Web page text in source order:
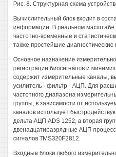
Рис. 8. Структурная схема
Вычислительный блок входит в
информации. В реальном масштабе
частотно-временные и
также простейшие
Основное назначение
регистрации биосигнапов и
содержит измерительные каналы,
усилитель - фильтр - АЦП. Для
частотного диапазона
группы, в зависимости от
каналов использует
дельта АЦП ADS 1252, а вторая
двенадцатиразрядные АЦП
сигналов TMS320F2812.
Входные блоки любого